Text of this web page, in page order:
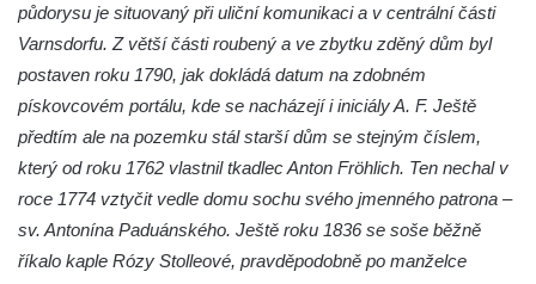
Socha Želva v ZOO Hluboká
Socha Kozorožec horský v ZOO Hluboká
Socha Včela v ZOO Hluboká
Socha Housenka v ZOO Hluboká
Socha Nosorožík v ZOO Hluboká
Socha Rosomák v ZOO Hluboká
Socha Beruška v ZOO Hluboká
Socha Vážka v ZOO Hluboká
půdorysu je situovaný při uliční komunikaci a v centrální části
Varnsdorfu. Z větší části roubený a ve zbytku zděný dům byl
postaven roku 1790, jak dokládá datum na zdobném
pískovcovém portálu, kde se nacházejí i iniciály A. F. Ještě
předtím ale na pozemku stál starší dům se stejným číslem,
který od roku 1762 vlastnil tkadlec Anton Fröhlich. Ten nechal v
roce 1774 vztyčit vedle domu sochu svého jmenného patrona –
sv. Antonína Paduánského. Ještě roku 1836 se soše běžně
říkalo kaple Rózy Stolleové, pravděpodobně po manželce